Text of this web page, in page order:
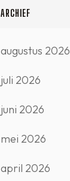
ARCHIEF
augustus 2026
juli 2026
juni 2026
mei 2026
april 2026